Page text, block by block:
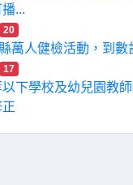
...
20
萬人健檢活動，到數
17
以下學校及幼兒園教